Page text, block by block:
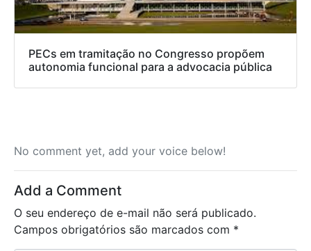
PECs em tramitação no Congresso propõem
autonomia funcional para a advocacia pública
No comment yet, add your voice below!
Add a Comment
O seu endereço de e-mail não será publicado.
Campos obrigatórios são marcados com *